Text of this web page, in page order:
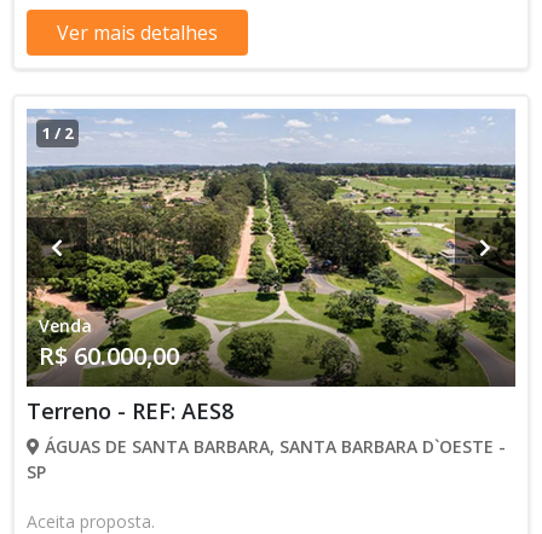
Ver mais detalhes
1 / 2
Venda
R$ 60.000,00
Terreno - REF: AES8
ÁGUAS DE SANTA BARBARA, SANTA BARBARA D`OESTE -
SP
Aceita proposta.